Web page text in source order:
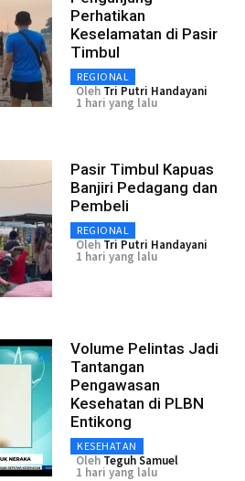
Perhatikan
Keselamatan di Pasir
Timbul
REGIONAL
Oleh Tri Putri Handayani
1 hari yang lalu
Pasir Timbul Kapuas
Banjiri Pedagang dan
Pembeli
REGIONAL
Oleh Tri Putri Handayani
1 hari yang lalu
Volume Pelintas Jadi
Tantangan
Pengawasan
Kesehatan di PLBN
Entikong
KESEHATAN
Oleh Teguh Samuel
1 hari yang lalu